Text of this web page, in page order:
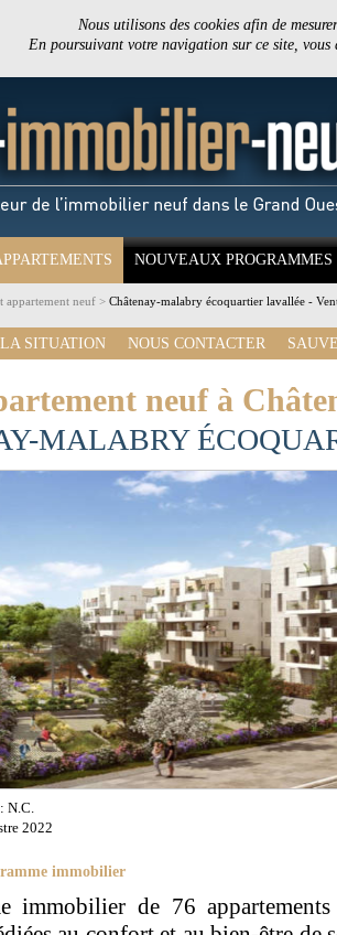
Nous utilisons des cookies afin de
En poursuivant votre navigation sur ce site,
NOUVEAUX PROGRAMMES
appartement neuf > Châtenay-malabry écoquartier lavallée -
LA SITUATION NOUS CONTACTER
neuf à
MALABRY
N.C.
2022
immobilier
immobilier de 76